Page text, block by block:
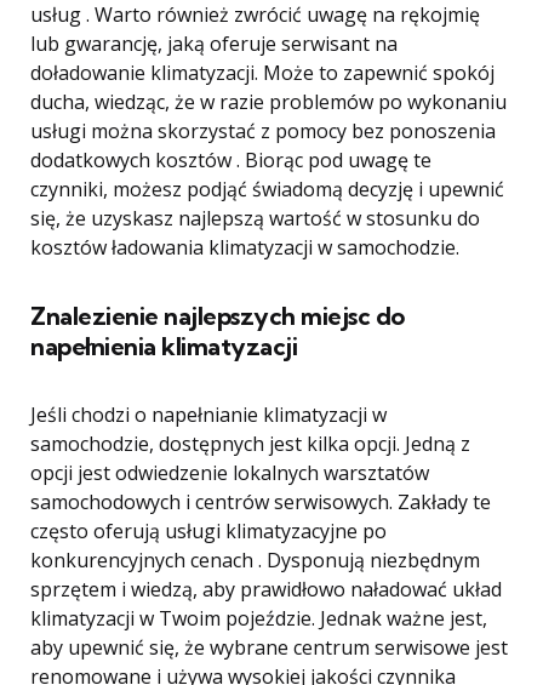
usług . Warto również zwrócić uwagę na rękojmię
lub gwarancję, jaką oferuje serwisant na
doładowanie klimatyzacji. Może to zapewnić spokój
ducha, wiedząc, że w razie problemów po wykonaniu
usługi można skorzystać z pomocy bez ponoszenia
dodatkowych kosztów . Biorąc pod uwagę te
czynniki, możesz podjąć świadomą decyzję i upewnić
się, że uzyskasz najlepszą wartość w stosunku do
kosztów ładowania klimatyzacji w samochodzie.
Znalezienie najlepszych miejsc do
napełnienia klimatyzacji
Jeśli chodzi o napełnianie klimatyzacji w
samochodzie, dostępnych jest kilka opcji. Jedną z
opcji jest odwiedzenie lokalnych warsztatów
samochodowych i centrów serwisowych. Zakłady te
często oferują usługi klimatyzacyjne po
konkurencyjnych cenach . Dysponują niezbędnym
sprzętem i wiedzą, aby prawidłowo naładować układ
klimatyzacji w Twoim pojeździe. Jednak ważne jest,
aby upewnić się, że wybrane centrum serwisowe jest
renomowane i używa wysokiej jakości czynnika